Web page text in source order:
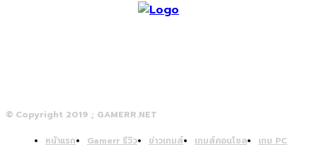
© Copyright 2019 ; GAMERR.NET
หน้าแรก Gamerr รีวิว ข่าวเกมส์ เกมส์คอนโซล เกม PC